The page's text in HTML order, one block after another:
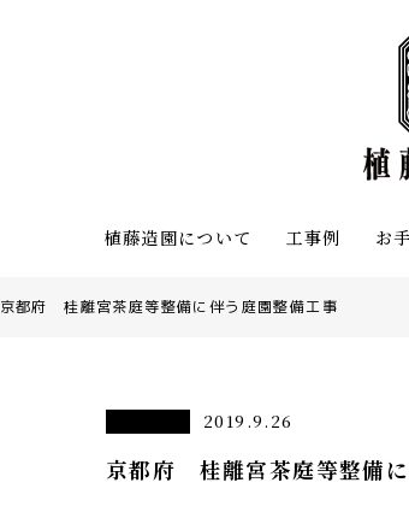
植藤造園について 工事例 お
京都府 桂離宮茶庭等整備に伴う庭園整備工事
2019.9.26
京都府 桂離宮茶庭等整備